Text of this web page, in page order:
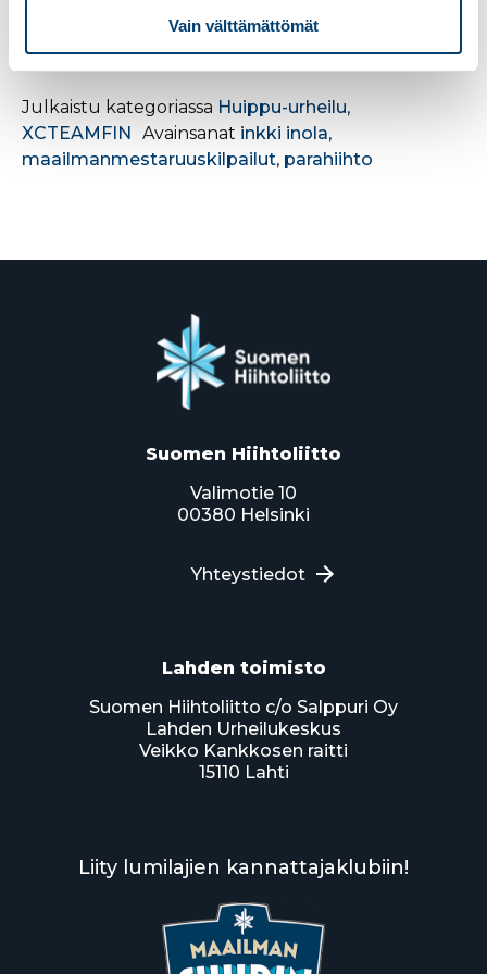
Vain välttämättömät
paralympiajoukkueeseen joulukuussa.
Julkaistu kategoriassa Huippu-urheilu,
XCTEAMFIN
Avainsanat inkki inola,
maailmanmestaruuskilpailut, parahiihto
Suomen Hiihtoliitto
Valimotie 10
00380 Helsinki
Yhteystiedot
Lahden toimisto
Suomen Hiihtoliitto c/o Salppuri Oy
Lahden Urheilukeskus
Veikko Kankkosen raitti
15110 Lahti
Liity lumilajien kannattajaklubiin!